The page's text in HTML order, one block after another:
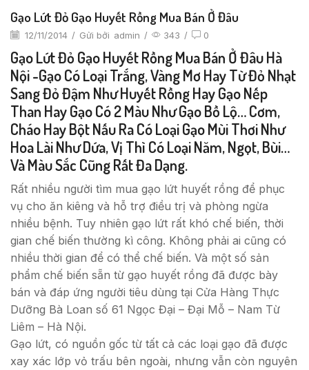
Gạo Lứt Đỏ Gạo Huyết Rồng Mua Bán Ở Đâu
12/11/2014 / Gửi bởi admin / 343 / 0
Gạo Lứt Đỏ Gạo Huyết Rồng Mua Bán Ở Đâu Hà
Nội -Gạo Có Loại Trắng, Vàng Mơ Hay Từ Đỏ Nhạt
Sang Đỏ Đậm Như Huyết Rồng Hay Gạo Nếp
Than Hay Gạo Có 2 Màu Như Gạo Bồ Lộ… Cơm,
Cháo Hay Bột Nấu Ra Có Loại Gạo Mùi Thơi Như
Hoa Lài Như Dứa, Vị Thì Có Loại Năm, Ngọt, Bùi…
Và Màu Sắc Cũng Rất Đa Dạng.
Rất nhiều người tìm mua gạo lứt huyết rồng để phục
vụ cho ăn kiêng và hỗ trợ điều trị và phòng ngừa
nhiều bệnh. Tuy nhiên gạo lứt rất khó chế biến, thời
gian chế biến thường kì công. Không phải ai cũng có
nhiều thời gian để có thể chế biến. Và một số sản
phẩm chế biến sẵn từ gạo huyết rồng đã được bày
bán và đáp ứng người tiêu dùng tại Cửa Hàng Thực
Dưỡng Bà Loan số 61 Ngọc Đại – Đại Mỗ – Nam Từ
Liêm – Hà Nội.
Gạo lứt, có nguồn gốc từ tất cả các loại gạo đã được
xay xác lớp vỏ trấu bên ngoài, nhưng vẫn còn nguyên